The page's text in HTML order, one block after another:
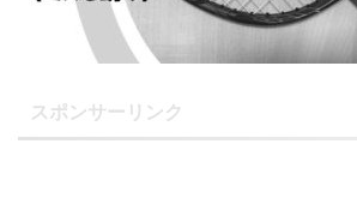
スポンサーリンク